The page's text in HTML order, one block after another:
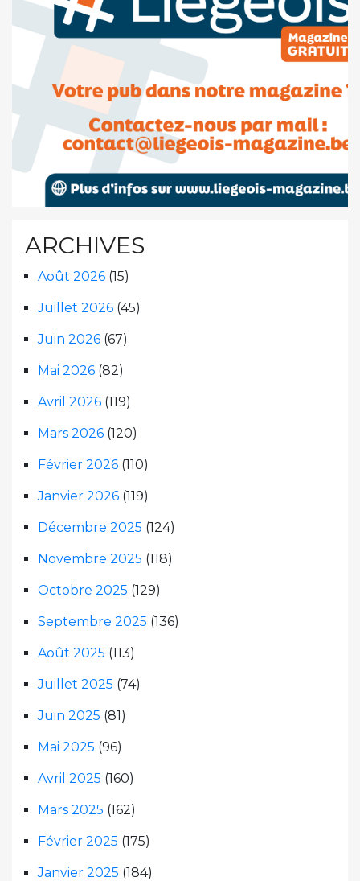
ARCHIVES
Août 2026 (15)
Juillet 2026 (45)
Juin 2026 (67)
Mai 2026 (82)
Avril 2026 (119)
Mars 2026 (120)
Février 2026 (110)
Janvier 2026 (119)
Décembre 2025 (124)
Novembre 2025 (118)
Octobre 2025 (129)
Septembre 2025 (136)
Août 2025 (113)
Juillet 2025 (74)
Juin 2025 (81)
Mai 2025 (96)
Avril 2025 (160)
Mars 2025 (162)
Février 2025 (175)
Janvier 2025 (184)